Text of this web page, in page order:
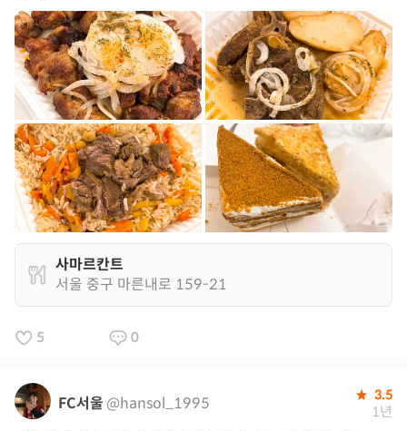
사마르칸트
서울 중구 마른내로 159-21
5 0
FC서울 @hansol_1995 3.5
1년